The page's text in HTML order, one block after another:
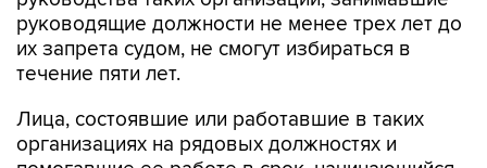
руководящие должности не менее трех лет до
их запрета судом, не смогут избираться в
течение пяти лет.
Лица, состоявшие или работавшие в таких
организациях на рядовых должностях и